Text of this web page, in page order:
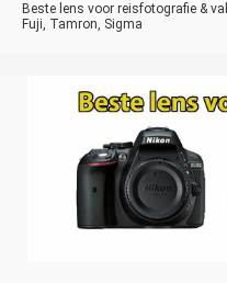
Beste lens voor reisfotografie &
Fuji, Tamron, Sigma